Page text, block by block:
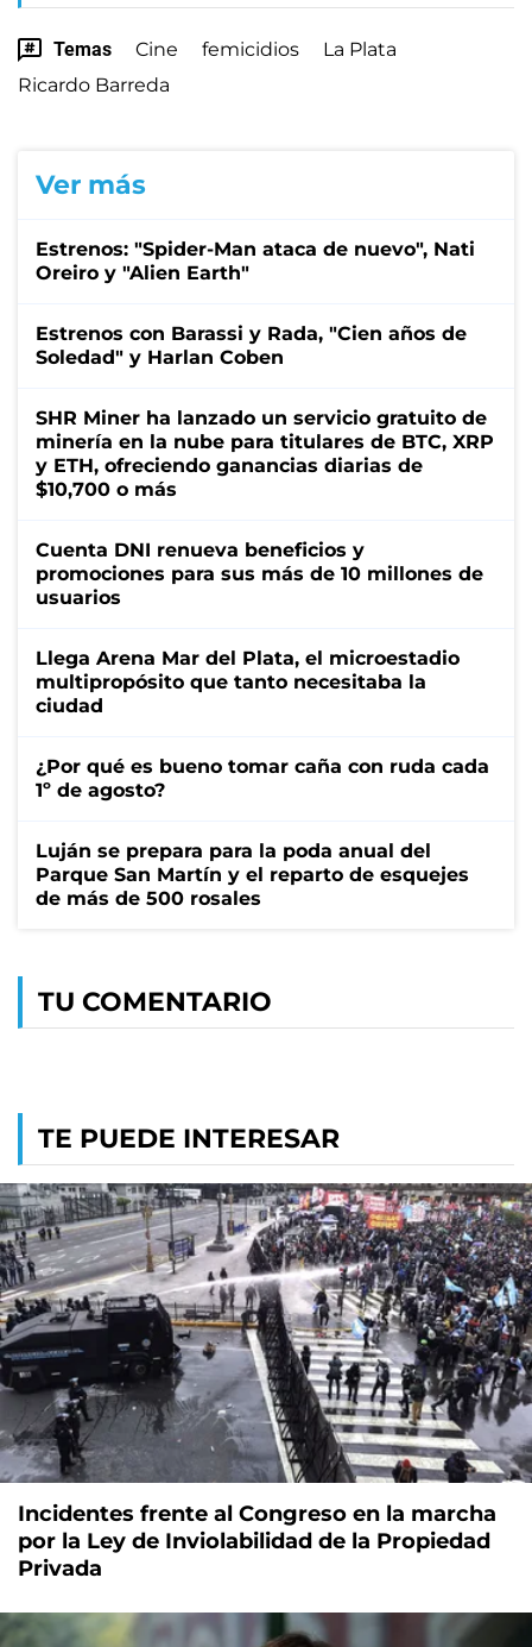
Temas Cine femicidios
La Plata
Ricardo Barreda
Ver más
Estrenos: "Spider-Man ataca de nuevo", Nati
Oreiro y "Alien Earth"
Estrenos con Barassi y Rada, "Cien años de
Soledad" y Harlan Coben
SHR Miner ha lanzado un servicio gratuito de
minería en la nube para titulares de BTC, XRP
y ETH, ofreciendo ganancias diarias de
$10,700 o más
Cuenta DNI renueva beneficios y
promociones para sus más de 10 millones de
usuarios
Llega Arena Mar del Plata, el microestadio
multipropósito que tanto necesitaba la
ciudad
¿Por qué es bueno tomar caña con ruda cada
1º de agosto?
Luján se prepara para la poda anual del
Parque San Martín y el reparto de esquejes
de más de 500 rosales
TU COMENTARIO
TE PUEDE INTERESAR
Incidentes frente al Congreso en la marcha
por la Ley de Inviolabilidad de la Propiedad
Privada